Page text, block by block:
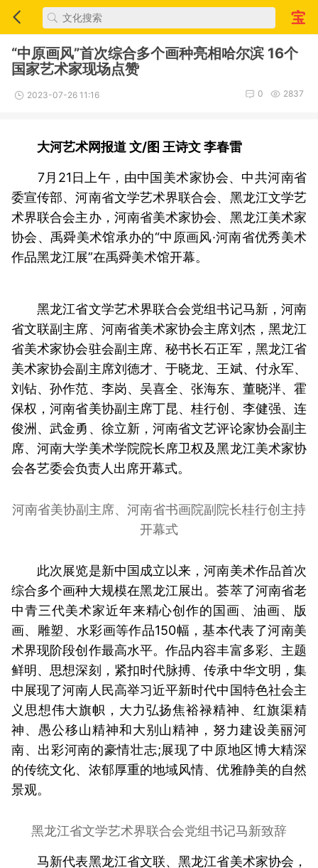
“中原画风”首次综合多个画种亮相哈尔滨 16个
国家艺术家现场点赞
2023-07-26 11:16 2837
0
大河艺术网报道 文/图 王诗文 李春雷
7月21日上午，由中国美术家协会、中共河南省
委宣传部、河南省文学艺术界联合会、黑龙江文学艺
术界联合会主办，河南省美术家协会、黑龙江美术家
协会、禹舜美术馆承办的“中原画风·河南省优秀美术
作品黑龙江展”在禹舜美术馆开幕。
黑龙江省文学艺术界联合会党组书记马新，河南
省文联副主席、河南省美术家协会主席刘杰，黑龙江
省美术家协会驻会副主席、秘书长石正军，黑龙江省
美术家协会副主席刘德才、于晓龙、王斌、付永军、
刘钻、孙作范、李岗、吴喜全、张海东、董晓泮、霍
保权，河南省美协副主席丁昆、桂行创、李健强、连
俊洲、武金勇、徐立新，河南省文艺评论家协会副主
席、河南大学美术学院院长席卫权及黑龙江美术家协
会各艺委会负责人出席开幕式。
河南省美协副主席、河南省书画院副院长桂行创主持
开幕式
此次展览是新中国成立以来，河南美术作品首次
综合多个画种大规模在黑龙江展出。荟萃了河南省老
中青三代美术家近年来精心创作的国画、油画、版
画、雕塑、水彩画等作品150幅，基本代表了河南美
术界现阶段创作最高水平。作品内容丰富多彩、主题
鲜明、思想深刻，紧扣时代脉搏、传承中华文明，集
中展现了河南人民高举习近平新时代中国特色社会主
义思想伟大旗帜，大力弘扬焦裕禄精神、红旗渠精
神、愚公移山精神和大别山精神，努力建设美丽河
南、出彩河南的豪情壮志;展现了中原地区博大精深
的传统文化、浓郁厚重的地域风情、优雅静美的自然
景观。
黑龙江省文学艺术界联合会党组书记马新致辞
马新代表黑龙江省文联、黑龙江省美术家协会，